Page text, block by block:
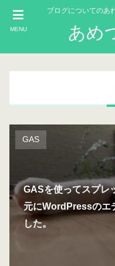
MENU
ブログについてのあ
あめ
GAS
GASを使ってスプレ
元にWordPressのエ
した。